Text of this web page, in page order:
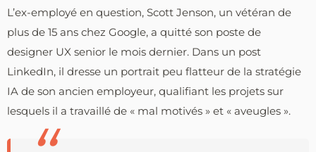
L’ex-employé en question, Scott Jenson, un vétéran de
plus de 15 ans chez Google, a quitté son poste de
designer UX senior le mois dernier. Dans un post
LinkedIn, il dresse un portrait peu flatteur de la stratégie
IA de son ancien employeur, qualifiant les projets sur
lesquels il a travaillé de « mal motivés » et « aveugles ».